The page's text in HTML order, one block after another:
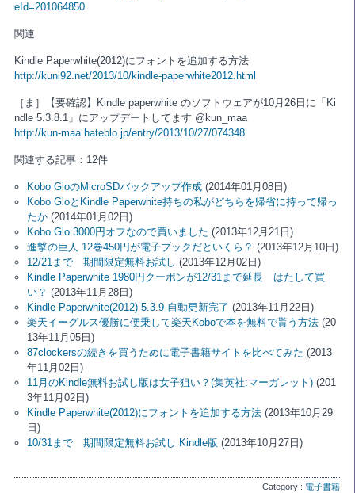
eId=201064850
関連
Kindle Paperwhite(2012)にフォントを追加する方法
http://kuni92.net/2013/10/kindle-paperwhite2012.html
［ま］【要確認】Kindle paperwhite のソフトウェアが10月26日に「Ki
ndle 5.3.8.1」にアップデートしてます @kun_maa
http://kun-maa.hateblo.jp/entry/2013/10/27/074348
関連する記事：12件
Kobo GloのMicroSDバックアップ作成 (2014年01月08日)
Kobo GloとKindle Paperwhite持ちの私がどちらを帰省に持って帰っ
たか (2014年01月02日)
Kobo Glo 3000円オフなので買いました (2013年12月21日)
進撃の巨人 12巻450円が電子ブックだといくら？ (2013年12月10日)
12/21まで 期間限定無料お試し (2013年12月02日)
Kindle Paperwhite 1980円クーポンが12/31まで延長 はたして買
い？ (2013年11月28日)
Kindle Paperwhite(2012) 5.3.9 自動更新完了 (2013年11月22日)
楽天イーグルス優勝に便乗して楽天Koboで本を無料で貰う方法 (20
13年11月05日)
87clockersの続きを買うために電子書籍サイトを比べてみた (2013
年11月02日)
11月のKindle無料お試し版は女子狙い？(集英社:マーガレット) (201
3年11月02日)
Kindle Paperwhite(2012)にフォントを追加する方法 (2013年10月29
日)
10/31まで 期間限定無料お試し Kindle版 (2013年10月27日)
Category : 電子書籍